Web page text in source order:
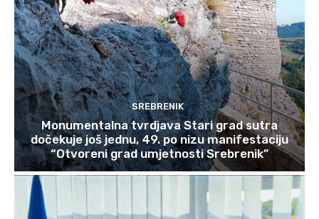
SREBRENIK
Monumentalna tvrdjava Stari grad sutra
dočekuje još jednu, 49. po nizu manifestaciju
“Otvoreni grad umjetnosti Srebrenik”